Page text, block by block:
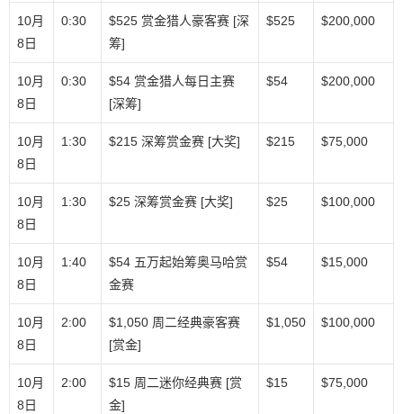
10月
8日
0:30
$525 赏金猎人豪客赛 [深
筹]
$525 $200,000
10月
8日
0:30
$54 赏金猎人每日主赛
[深筹]
$54 $200,000
10月
8日
1:30 $215 深筹赏金赛 [大奖] $215 $75,000
10月
8日
1:30 $25 深筹赏金赛 [大奖] $25 $100,000
10月
8日
1:40
$54 五万起始筹奥马哈赏
金赛
$54 $15,000
10月
8日
2:00
$1,050 周二经典豪客赛
[赏金]
$1,050 $100,000
10月
8日
2:00
$15 周二迷你经典赛 [赏
金]
$15 $75,000